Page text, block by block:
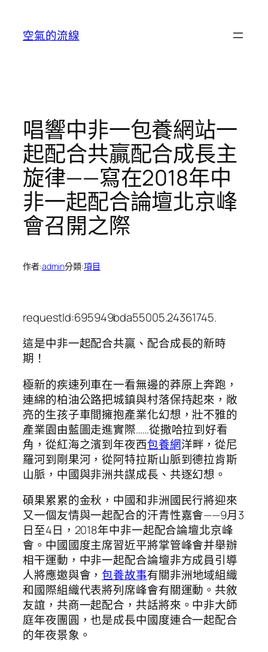
空氣的流線
唱響中非一包養網站一
起配合共贏配合成長主
旋律——寫在2018年中
非一起配合論壇北京峰
會召開之際
作者:admin分類:項目
requestId:695949bda55005.24361745.
這是中非一起配合共贏、配合成長的新時
期！
極新的疾速列車在一看無邊的莽原上奔跑，
連綿的柏油公路把城鎮與村落保持起來，敞
亮的生孩子車間擁抱產業化幻想，壯不雅的
產業園由藍圖走進實際……從撒哈拉到好看
角，從紅海之濱到年夜西包養網洋畔，從尼
羅河到剛果河，從阿特拉斯山脈到德拉肯斯
山脈，中國與非洲共謀成長、共逐幻想。
碩果累累的金秋，中國和非洲國民行將迎來
又一個友情與一起配合的汗青性嘉會——9月3
日至4日，2018年中非一起配合論壇北京峰
會。中國國度主席習近平將掌管峰會并舉辦
相干運動，中非一起配合論壇非方成員引導
人將應邀與會，包養故事有關非洲地域組織
和國際組織代表將列席峰會有關運動。共敘
友誼，共商一起配合，共話將來。中非大師
庭年夜團圓，也是成長中國度連合一起配合
的年夜景象。